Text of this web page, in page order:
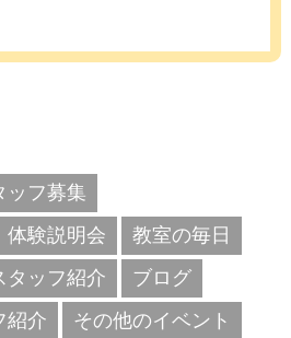
ッフ募集
体験説明会
教室の毎日
タッフ紹介
ブログ
紹介
その他のイベント